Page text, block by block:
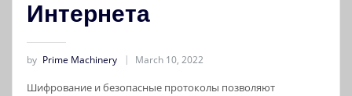
Интернета
by Prime Machinery March 10, 2022
Шифрование и безопасные протоколы позволяют